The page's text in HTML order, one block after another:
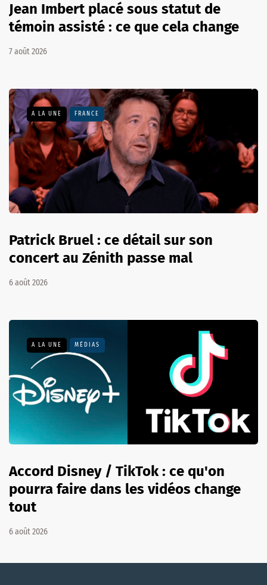
Jean Imbert placé sous statut de
témoin assisté : ce que cela change
7 août 2026
A LA UNE FRANCE
Patrick Bruel : ce détail sur son
concert au Zénith passe mal
6 août 2026
A LA UNE MÉDIAS
Accord Disney / TikTok : ce qu'on
pourra faire dans les vidéos change
tout
6 août 2026